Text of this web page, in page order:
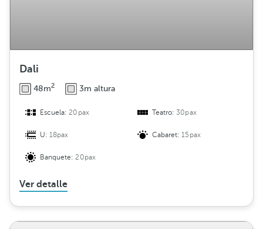
Dali
48m2 3m altura
Escuela:20pax Teatro:30pax
U:18pax Cabaret:15pax
Banquete:20pax
Ver detalle